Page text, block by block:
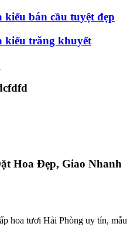
bán cầu tuyệt đẹp
kiểu trăng khuyết
Hoa Đẹp, Giao Nhanh
hoa tươi Hải Phòng uy tín, mẫu